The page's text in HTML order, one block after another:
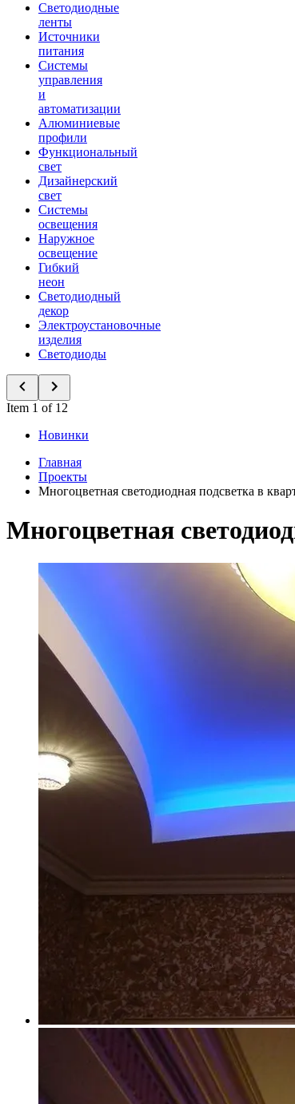
Светодиодные
ленты
Источники
питания
Системы
управления
и
автоматизации
Алюминиевые
профили
Функциональный
свет
Дизайнерский
свет
Системы
освещения
Наружное
освещение
Гибкий
неон
Светодиодный
декор
Электроустановочные
изделия
Светодиоды
Item 1 of 12
Новинки
Главная
Проекты
Многоцветная светодиодная подсветка в
Многоцветная